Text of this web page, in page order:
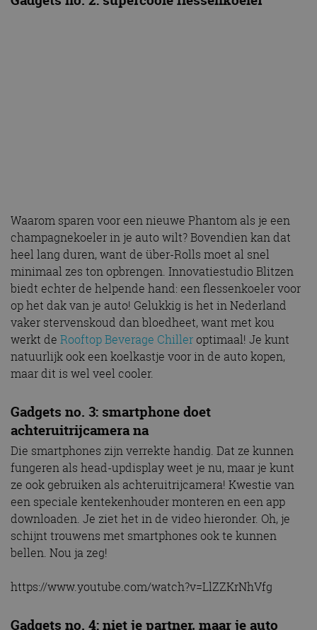
Waarom sparen voor een nieuwe Phantom als je een
champagnekoeler in je auto wilt? Bovendien kan dat
heel lang duren, want de über-Rolls moet al snel
minimaal zes ton opbrengen. Innovatiestudio Blitzen
biedt echter de helpende hand: een flessenkoeler voor
op het dak van je auto! Gelukkig is het in Nederland
vaker stervenskoud dan bloedheet, want met kou
werkt de Rooftop Beverage Chilleroptimaal! Je kunt
natuurlijk ook een koelkastje voor in de auto kopen,
maar dit is wel veel cooler.
Gadgets no. 3: smartphone doet
achteruitrijcamera na
Die smartphones zijn verrekte handig. Dat ze kunnen
fungeren als head-updisplay weet je nu, maar je kunt
ze ook gebruiken als achteruitrijcamera! Kwestie van
een speciale kentekenhouder monteren en een app
downloaden. Je ziet het in de video hieronder. Oh, je
schijnt trouwens met smartphones ook te kunnen
bellen. Nou ja zeg!
https://www.youtube.com/watch?v=LlZZKrNhVfg
Gadgets no. 4: niet je partner, maar je auto